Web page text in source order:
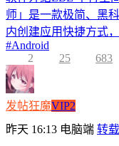
师」是一款极简、黑
内创建应用快捷方式
#Android
2
25 683
发帖狂魔VIP2
昨天 16:13 电脑端 转